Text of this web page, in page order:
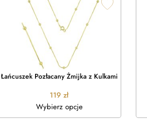
Łańcuszek Pozłacany Żmijka z Kulkami
119 zł
Wybierz opcje